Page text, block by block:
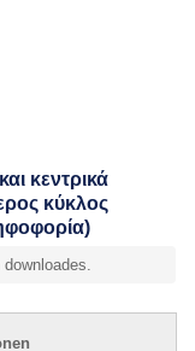
κεντρικά
κύκλος